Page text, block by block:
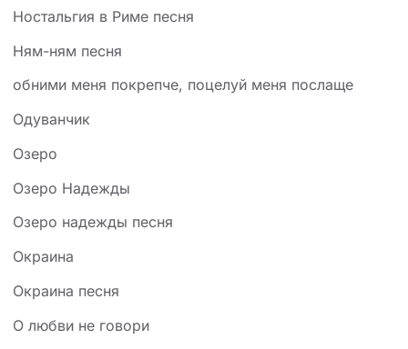
Ностальгия в Риме песня
Ням-ням песня
обними меня покрепче, поцелуй меня послаще
Одуванчик
Озеро
Озеро Надежды
Озеро надежды песня
Окраина
Окраина песня
О любви не говори